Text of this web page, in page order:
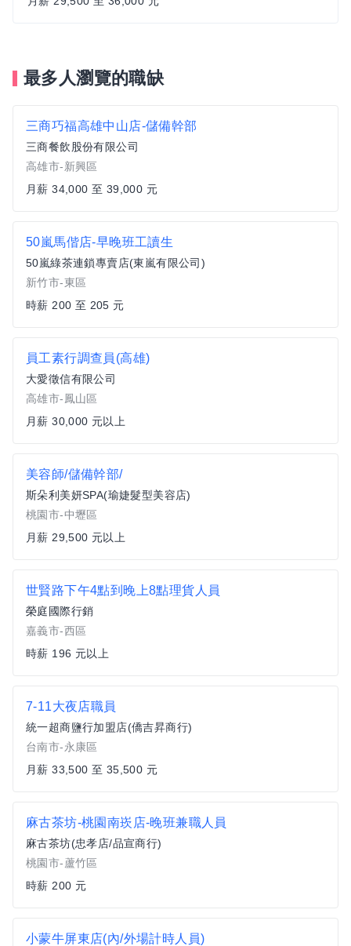
最多人瀏覽的職缺
三商巧福高雄中山店-儲備幹部
三商餐飲股份有限公司
高雄市-新興區
月薪 34,000 至 39,000 元
50嵐馬偕店-早晚班工讀生
50嵐綠茶連鎖專賣店(東嵐有限公司)
新竹市-東區
時薪 200 至 205 元
員工素行調查員(高雄)
大愛徵信有限公司
高雄市-鳳山區
月薪 30,000 元以上
美容師/儲備幹部/
斯朵利美妍SPA(瑜婕髮型美容店)
桃園市-中壢區
月薪 29,500 元以上
世賢路下午4點到晚上8點理貨人員
榮庭國際行銷
嘉義市-西區
時薪 196 元以上
7-11大夜店職員
統一超商鹽行加盟店(僑吉昇商行)
台南市-永康區
月薪 33,500 至 35,500 元
麻古茶坊-桃園南崁店-晚班兼職人員
麻古茶坊(忠孝店/品宣商行)
桃園市-蘆竹區
時薪 200 元
小蒙牛屏東店(內/外場計時人員)